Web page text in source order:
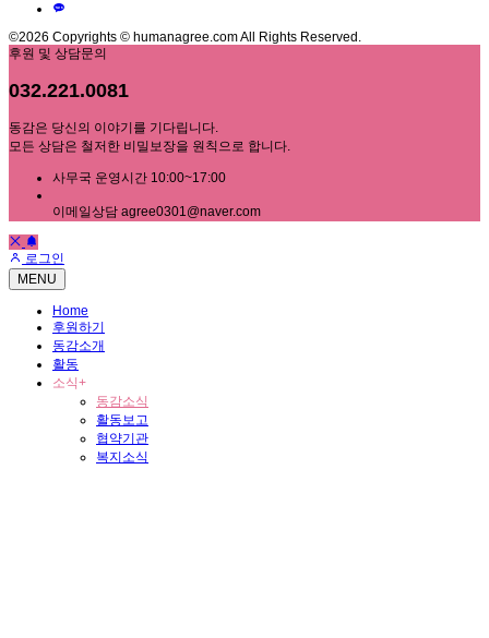
©2026 Copyrights © humanagree.com All Rights Reserved.
후원 및 상담문의
032.221.0081
동감은 당신의 이야기를 기다립니다.
모든 상담은 철저한 비밀보장을 원칙으로 합니다.
사무국 운영시간 10:00~17:00
이메일상담 agree0301@naver.com
로그인
MENU
Home
후원하기
동감소개
활동
소식+
동감소식
활동보고
협약기관
복지소식